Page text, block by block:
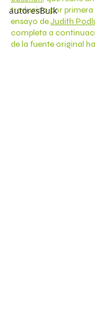
autoresBulk
traducido por primera
ensayo de Judith
completa a
de la fuente original